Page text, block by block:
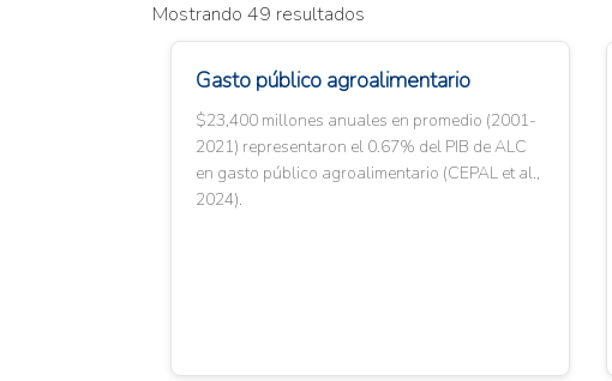
Mostrando 49 resultados
Gasto público agroalimentario
$23,400 millones anuales en promedio (2001-
2021) representaron el 0.67% del PIB de ALC
en gasto público agroalimentario (CEPAL et al.,
2024).